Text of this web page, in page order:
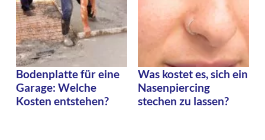
Bodenplatte für eine
Garage: Welche
Kosten entstehen?
Was kostet es, sich ein
Nasenpiercing
stechen zu lassen?